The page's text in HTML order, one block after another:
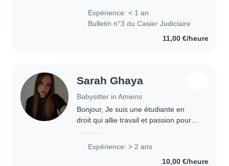
l’expérience avec les enfants,
Expérience: < 1 an
Bulletin n°3 du Casier Judiciaire
11,00 €/heure
Sarah Ghaya
Babysitter in Amiens
Bonjour, Je suis une étudiante en
droit qui allie travail et passion pour
autour de ma famille qui m'ont..
Expérience: > 2 ans
10,00 €/heure